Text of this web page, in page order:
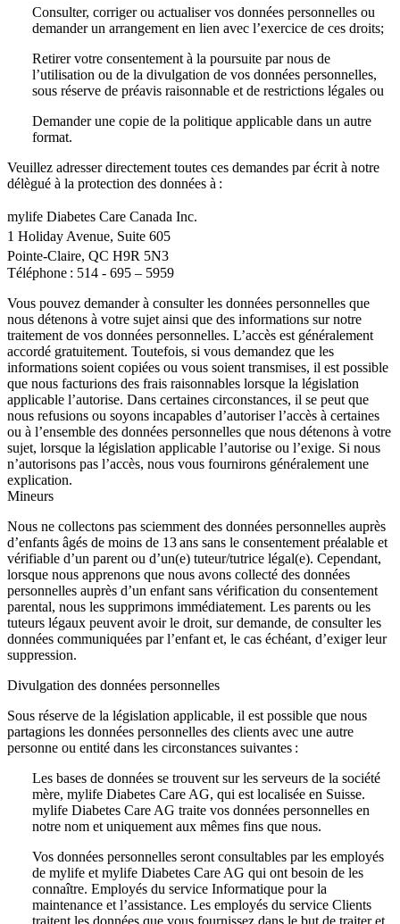
Consulter, corriger ou actualiser vos données personnelles ou
demander un arrangement en lien avec l’exercice de ces droits;
Retirer votre consentement à la poursuite par nous de
l’utilisation ou de la divulgation de vos données personnelles,
sous réserve de préavis raisonnable et de restrictions légales ou
Demander une copie de la politique applicable dans un autre
format.
Veuillez adresser directement toutes ces demandes par écrit à notre
délègué à la protection des données à :
mylife Diabetes Care Canada Inc.
1 Holiday Avenue, Suite 605
Pointe-Claire, QC H9R 5N3
Téléphone : 514 - 695 – 5959
Vous pouvez demander à consulter les données personnelles que
nous détenons à votre sujet ainsi que des informations sur notre
traitement de vos données personnelles. L’accès est généralement
accordé gratuitement. Toutefois, si vous demandez que les
informations soient copiées ou vous soient transmises, il est possible
que nous facturions des frais raisonnables lorsque la législation
applicable l’autorise. Dans certaines circonstances, il se peut que
nous refusions ou soyons incapables d’autoriser l’accès à certaines
ou à l’ensemble des données personnelles que nous détenons à votre
sujet, lorsque la législation applicable l’autorise ou l’exige. Si nous
n’autorisons pas l’accès, nous vous fournirons généralement une
explication.
Mineurs
Nous ne collectons pas sciemment des données personnelles auprès
d’enfants âgés de moins de 13 ans sans le consentement préalable et
vérifiable d’un parent ou d’un(e) tuteur/tutrice légal(e). Cependant,
lorsque nous apprenons que nous avons collecté des données
personnelles auprès d’un enfant sans vérification du consentement
parental, nous les supprimons immédiatement. Les parents ou les
tuteurs légaux peuvent avoir le droit, sur demande, de consulter les
données communiquées par l’enfant et, le cas échéant, d’exiger leur
suppression.
Divulgation des données personnelles
Sous réserve de la législation applicable, il est possible que nous
partagions les données personnelles des clients avec une autre
personne ou entité dans les circonstances suivantes :
Les bases de données se trouvent sur les serveurs de la société
mère, mylife Diabetes Care AG, qui est localisée en Suisse.
mylife Diabetes Care AG traite vos données personnelles en
notre nom et uniquement aux mêmes fins que nous.
Vos données personnelles seront consultables par les employés
de mylife et mylife Diabetes Care AG qui ont besoin de les
connaître. Employés du service Informatique pour la
maintenance et l’assistance. Les employés du service Clients
traitent les données que vous fournissez dans le but de traiter et